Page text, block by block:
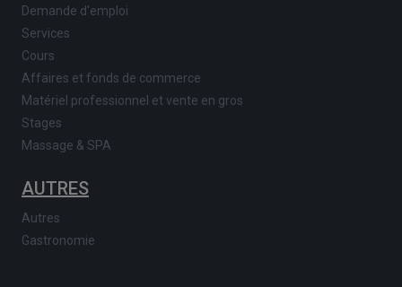
Demande d'emploi
Services
Cours
Affaires et fonds de commerce
Matériel professionnel et vente en gros
Stages
Massage & SPA
AUTRES
Autres
Gastronomie